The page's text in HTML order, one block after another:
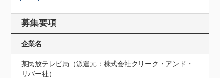
募集要項
企業名
某民放テレビ局（派遣元：株式会社クリーク・アンド・
リバー社）